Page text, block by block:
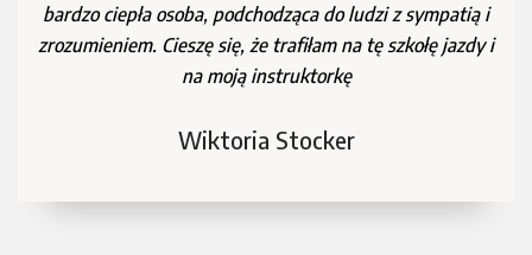
mógłbym trafić lepiej. 😄
Witek Rafał